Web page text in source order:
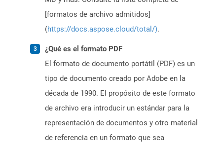
[formatos de archivo admitidos]
(https://docs.aspose.cloud/total/).
¿Qué es el formato PDF
El formato de documento portátil (PDF) es un
tipo de documento creado por Adobe en la
década de 1990. El propósito de este formato
de archivo era introducir un estándar para la
representación de documentos y otro material
de referencia en un formato que sea